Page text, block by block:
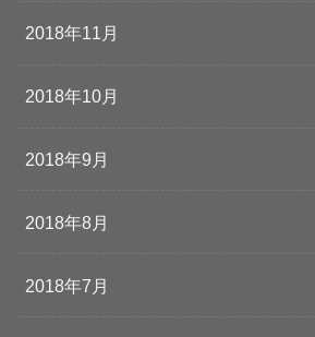
2018年11月
2018年10月
2018年9月
2018年8月
2018年7月